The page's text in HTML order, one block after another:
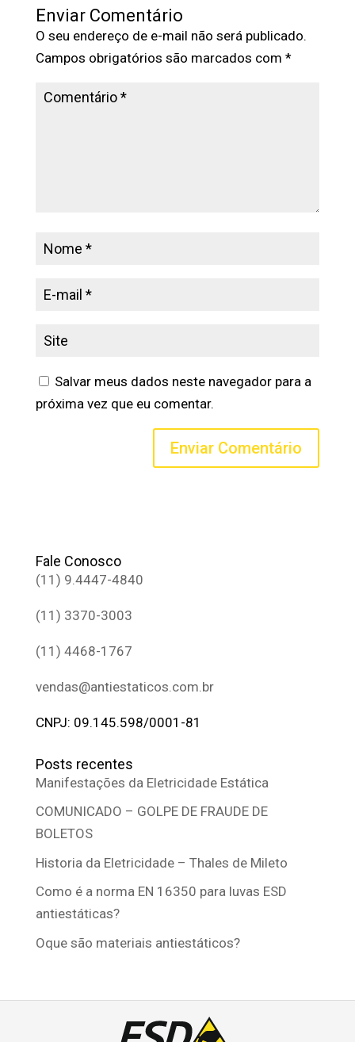
Enviar Comentário
O seu endereço de e-mail não será publicado.
Campos obrigatórios são marcados com *
Salvar meus dados neste navegador para a
próxima vez que eu comentar.
Fale Conosco
(11) 9.4447-4840
(11) 3370-3003
(11) 4468-1767
vendas@antiestaticos.com.br
CNPJ: 09.145.598/0001-81
Posts recentes
Manifestações da Eletricidade Estática
COMUNICADO – GOLPE DE FRAUDE DE
BOLETOS
Historia da Eletricidade – Thales de Mileto
Como é a norma EN 16350 para luvas ESD
antiestáticas?
Oque são materiais antiestáticos?